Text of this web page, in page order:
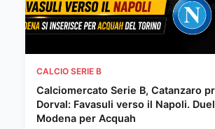
CALCIO SERIE B
Calciomercato Serie B, Catanzaro
Dorval: Favasuli verso il Napoli.
Modena per Acquah